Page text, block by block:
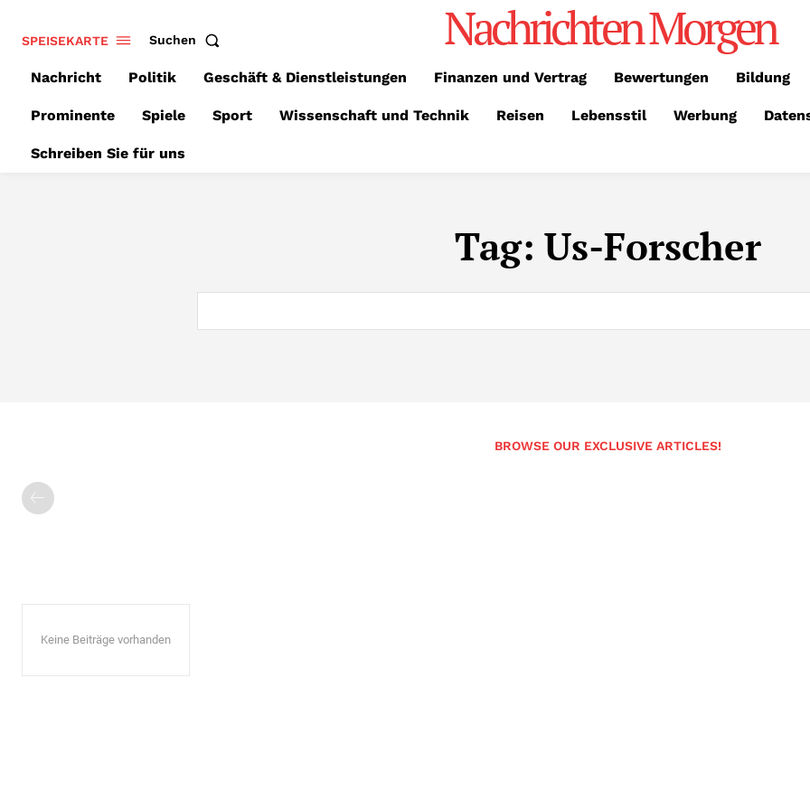
SPEISEKARTE Suchen Nachrichten Morgen
Nachricht Politik Geschäft & Dienstleistungen Finanzen und Vertrag Bewertungen Bildung
Prominente Spiele Sport Wissenschaft und Technik Reisen Lebensstil Werbung
Schreiben Sie für uns
Tag: Us-Forscher
BROWSE OUR EXCLUSIVE ARTICLES!
Keine Beiträge vorhanden